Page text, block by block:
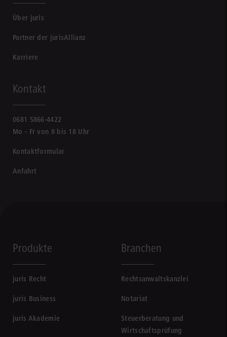
Über juris
Partner der jurisAllianz
Karriere
Kontakt
0681 5866-4422
Mo - Fr von 8 bis 18 Uhr
Kontaktformular
Anfahrt
Produkte
juris Recht
juris Business
juris Akademie
Branchen
Rechtsanwaltskanzlei
Notariat
Steuerberatung und
Wirtschaftsprüfung